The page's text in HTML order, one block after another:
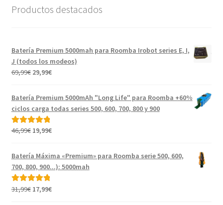
Productos destacados
Batería Premium 5000mah para Roomba Irobot series E, I,
J (todos los modeos)
69,99€ El
original
69,99€.
29,99€El
actual
es:
Batería Premium 5000mAh "Long Life" para Roomba +60%
ciclos carga todas series 500, 600, 700, 800 y 900
Valorado con
46,99€ El
original
era:
46,99€.
19,99€El
actual
es:
19,99€.
Batería Máxima «Premium» para Roomba serie 500, 600,
700, 800, 900...): 5000mah
Valorado con
31,99€ El
17,99€El